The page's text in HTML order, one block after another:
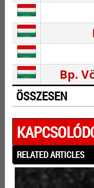
Bp.
ÖSSZESEN
RELATED ARTICLES